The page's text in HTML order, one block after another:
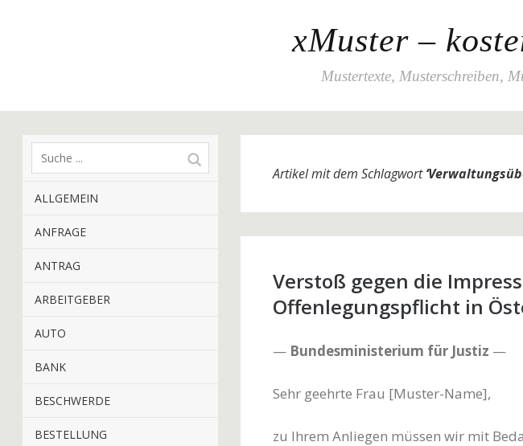
xMuster –
Mustertexte, Musterschreiben,
ALLGEMEIN
ANFRAGE
ANTRAG
ARBEITGEBER
AUTO
BANK
BESCHWERDE
BESTELLUNG
Artikel mit dem Schlagwort‘
Verstoß gegen die
Offenlegungspflicht in
— Bundesministerium für Justiz —
Sehr geehrte Frau [Muster-Name],
zu Ihrem Anliegen müssen wir mit